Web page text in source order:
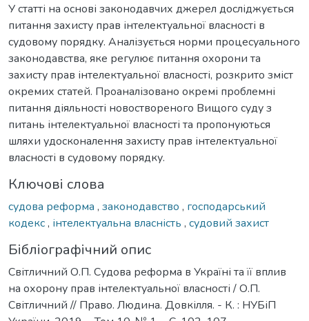
У статті на основі законодавчих джерел досліджується
питання захисту прав інтелектуальної власності в
судовому порядку. Аналізується норми процесуального
законодавства, яке регулює питання охорони та
захисту прав інтелектуальної власності, розкрито зміст
окремих статей. Проаналізовано окремі проблемні
питання діяльності новоствореного Вищого суду з
питань інтелектуальної власності та пропонуються
шляхи удосконалення захисту прав інтелектуальної
власності в судовому порядку.
Ключові слова
судова реформа , законодавство , господарський
кодекс, інтелектуальна власність , судовий захист
Бібліографічний опис
Світличний О.П. Судова реформа в Україні та її вплив
на охорону прав інтелектуальної власності / О.П.
Світличний // Право. Людина. Довкілля. - К. : НУБіП